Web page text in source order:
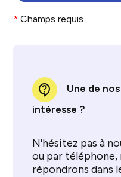
* Champs requis
contact_support
Une de
intéresse ?
N'hésitez pas à
ou par téléphone,
répondrons dans